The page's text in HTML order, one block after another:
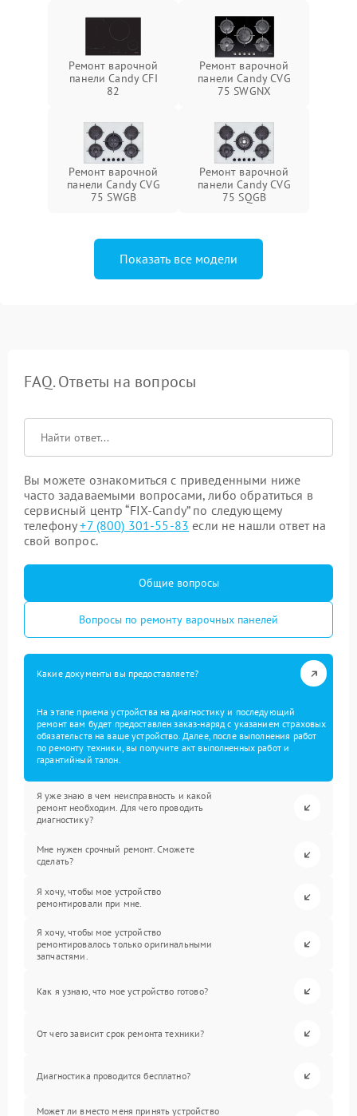
Ремонт варочной
панели Candy CFI
82
Ремонт варочной
панели Candy CVG
75 SWGNX
Ремонт варочной
панели Candy CVG
75 SWGB
Ремонт варочной
панели Candy CVG
75 SQGB
Показать все модели
FAQ. Ответы на вопросы
Вы можете ознакомиться с приведенными ниже
часто задаваемыми вопросами, либо обратиться в
сервисный центр “FIX-Candy” по следующему
телефону+7 (800) 301-55-83 если не нашли ответ на
свой вопрос.
Общие вопросы
Вопросы по ремонту варочных панелей
Какие документы вы предоставляете?
На этапе приема устройства на диагностику и последующий
ремонт вам будет предоставлен заказ-наряд с указанием страховых
обязательств на ваше устройство. Далее, после выполнения работ
по ремонту техники, вы получите акт выполненных работ и
гарантийный талон.
Я уже знаю в чем неисправность и какой
ремонт необходим. Для чего проводить
диагностику?
Мне нужен срочный ремонт. Сможете
сделать?
Я хочу, чтобы мое устройство
ремонтировали при мне.
Я хочу, чтобы мое устройство
ремонтировалось только оригинальными
запчастями.
Как я узнаю, что мое устройство готово?
От чего зависит срок ремонта техники?
Диагностика проводится бесплатно?
Может ли вместо меня принять устройство